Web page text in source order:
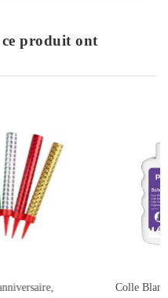
produit ont
Papier Cadeau Transparent